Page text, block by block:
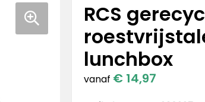
RCS
lunchbox
vanaf € 14,97